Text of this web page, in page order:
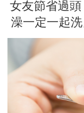
女友節省過
澡一定一起